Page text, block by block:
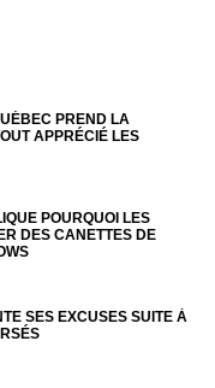
PREND LA
APPRÉCIÉ LES
POURQUOI LES
DES CANETTES DE
SES EXCUSES SUITE À